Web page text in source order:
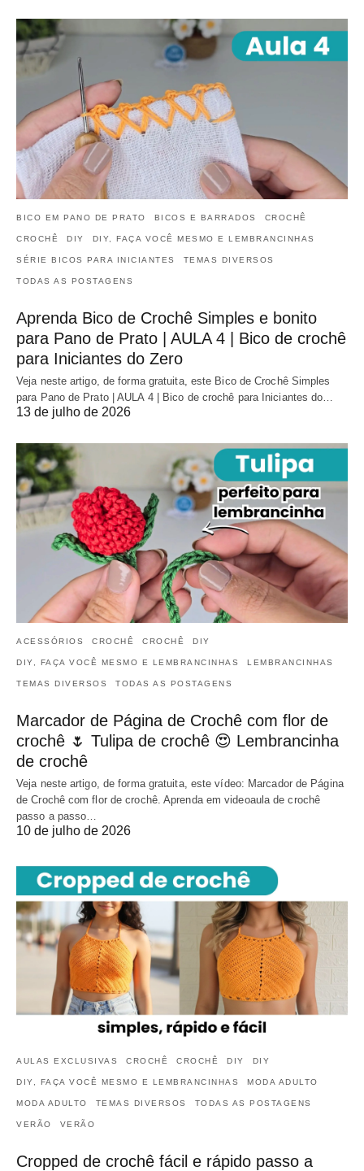
BICO EM PANO DE PRATO BICOS E BARRADOS CROCHÊ
CROCHÊ DIY DIY, FAÇA VOCÊ MESMO E LEMBRANCINHAS
SÉRIE BICOS PARA INICIANTES TEMAS DIVERSOS
TODAS AS POSTAGENS
Aprenda Bico de Crochê Simples e bonito
para Pano de Prato | AULA 4 | Bico de crochê
para Iniciantes do Zero
Veja neste artigo, de forma gratuita, este Bico de Crochê Simples
para Pano de Prato | AULA 4 | Bico de crochê para Iniciantes do…
13 de julho de 2026
ACESSÓRIOS CROCHÊ CROCHÊ DIY
DIY, FAÇA VOCÊ MESMO E LEMBRANCINHAS LEMBRANCINHAS
TEMAS DIVERSOS TODAS AS POSTAGENS
Marcador de Página de Crochê com flor de
crochê 🌷 Tulipa de crochê 😍 Lembrancinha
de crochê
Veja neste artigo, de forma gratuita, este vídeo: Marcador de Página
de Crochê com flor de crochê. Aprenda em videoaula de crochê
passo a passo…
10 de julho de 2026
AULAS EXCLUSIVAS CROCHÊ CROCHÊ DIY DIY
DIY, FAÇA VOCÊ MESMO E LEMBRANCINHAS MODA ADULTO
MODA ADULTO TEMAS DIVERSOS TODAS AS POSTAGENS
VERÃO VERÃO
Cropped de crochê fácil e rápido passo a